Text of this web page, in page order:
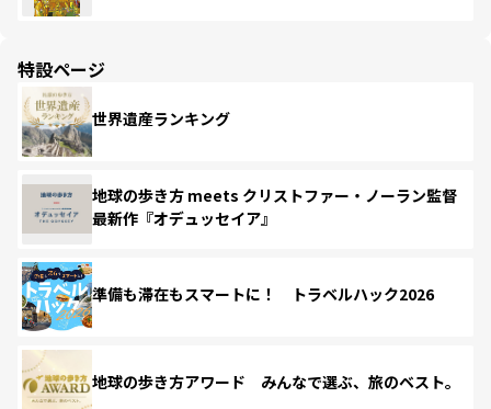
特設ページ
世界遺産ランキング
地球の歩き方 meets クリストファー・ノーラン監督
最新作『オデュッセイア』
準備も滞在もスマートに！ トラベルハック2026
地球の歩き方アワード みんなで選ぶ、旅のベスト。